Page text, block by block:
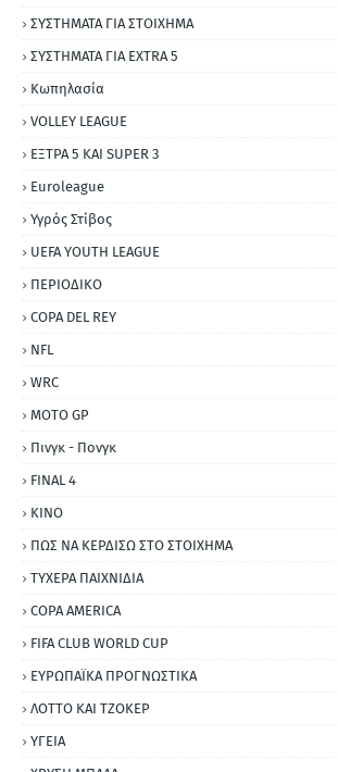
ΣΥΣΤΗΜΑΤΑ ΓΙΑ ΣΤΟΙΧΗΜΑ
ΣΥΣΤΗΜΑΤΑ ΓΙΑ ΕΧΤRΑ 5
Κωπηλασία
VOLLEY LEAGUE
ΕΞΤΡΑ 5 ΚΑΙ SUPER 3
Εuroleague
Υγρός Στίβος
UEFA YOUTH LEAGUE
ΠΕΡΙΟΔΙΚΟ
COPA DEL REY
NFL
WRC
MOTO GP
Πινγκ - Πονγκ
FINAL 4
ΚΙΝΟ
ΠΩΣ ΝΑ ΚΕΡΔΙΣΩ ΣΤΟ ΣΤΟΙΧΗΜΑ
ΤΥΧΕΡΑ ΠΑΙΧΝΙΔΙΑ
COPA AMERICA
FIFA CLUB WORLD CUP
ΕΥΡΩΠΑΪΚΑ ΠΡΟΓΝΩΣΤΙΚΑ
ΛΟΤΤΟ ΚΑΙ ΤΖΟΚΕΡ
ΥΓΕΙΑ